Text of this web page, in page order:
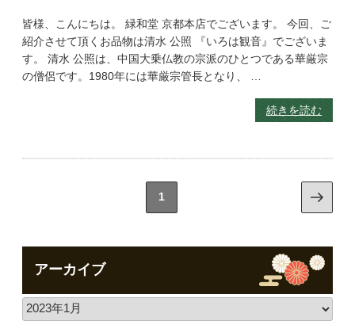
皆様、こんにちは。 緑和堂 京都本店でございます。 今回、ご
紹介させて頂くお品物は清水 公照 『いろは観音』でございま
す。 清水 公照は、中国大乗仏教の宗派のひとつである華厳宗
の僧侶です。1980年には華厳宗管長となり、 …
続きを読む
1
アーカイブ